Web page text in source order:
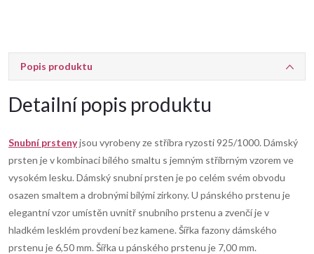
Popis produktu
Detailní popis produktu
Snubní prstenyjsou vyrobeny ze stříbra ryzosti 925/1000. Dámský
prsten je v kombinaci bílého smaltu s jemným stříbrným vzorem ve
vysokém lesku. Dámský snubní prsten je po celém svém obvodu
osazen smaltem a drobnými bílými zirkony. U pánského prstenu je
elegantní vzor umístěn uvnitř snubního prstenu a zvenčí je v
hladkém lesklém provdení bez kamene. Šířka fazony dámského
prstenu je 6,50 mm. Šířka u pánského prstenu je 7,00 mm.